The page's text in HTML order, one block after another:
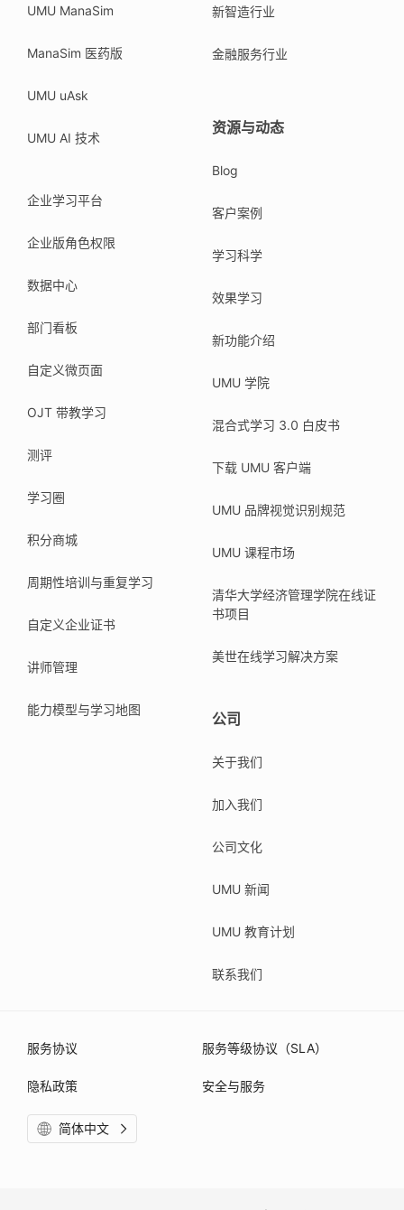
UMU ManaSim
ManaSim 医药版
UMU uAsk
UMU AI 技术
企业学习平台
企业版角色权限
数据中心
部门看板
自定义微页面
OJT 带教学习
测评
学习圈
积分商城
周期性培训与重复学习
自定义企业证书
讲师管理
能力模型与学习地图
新智造行业
金融服务行业
资源与动态
Blog
客户案例
学习科学
效果学习
新功能介绍
UMU 学院
混合式学习 3.0 白皮书
下载 UMU 客户端
UMU 品牌视觉识别规范
UMU 课程市场
清华大学经济管理学院在线证
书项目
美世在线学习解决方案
公司
关于我们
加入我们
公司文化
UMU 新闻
UMU 教育计划
联系我们
服务协议 服务等级协议（SLA）
隐私政策 安全与服务
简体中文